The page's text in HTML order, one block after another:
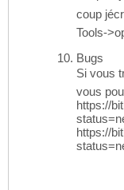
coup
Tools-
Bugs
Si vous
vous
https://
https://